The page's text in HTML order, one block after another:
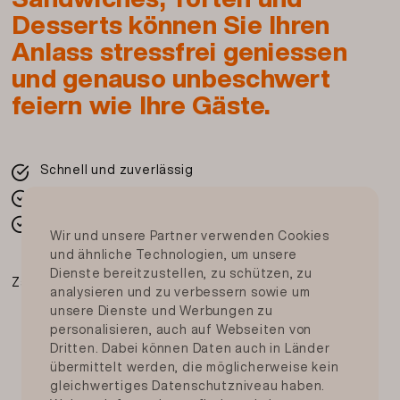
Desserts können Sie Ihren
Anlass stressfrei geniessen
und genauso unbeschwert
feiern wie Ihre Gäste.
Schnell und zuverlässig
Zahlungsmittel
Wir und unsere Partner verwenden Cookies
und ähnliche Technologien, um unsere
Dienste bereitzustellen, zu schützen, zu
analysieren und zu verbessern sowie um
unsere Dienste und Werbungen zu
personalisieren, auch auf Webseiten von
Dritten. Dabei können Daten auch in Länder
übermittelt werden, die möglicherweise kein
gleichwertiges Datenschutzniveau haben.